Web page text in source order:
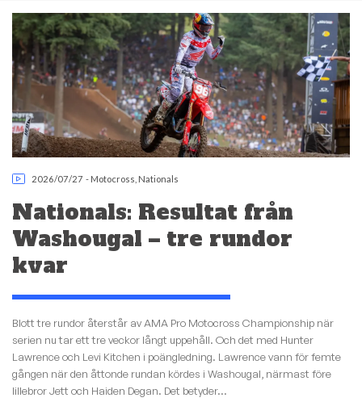
2026/07/27 - Motocross Nationals
Nationals: Resultat från
Washougal – tre rundor
kvar
Blott tre rundor återstår av AMA Pro Motocross Championship när
serien nu tar ett tre veckor långt uppehåll. Och det med Hunter
Lawrence och Levi Kitchen i poängledning. Lawrence vann för femte
gången när den åttonde rundan kördes i Washougal, närmast före
lillebror Jett och Haiden Degan. Det betyder...